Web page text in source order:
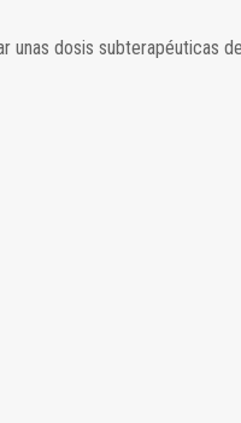
unas dosis subterapéuticas